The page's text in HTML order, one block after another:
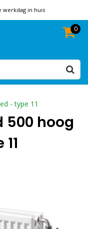
werkdag in huis
0
- type 11
500 hoog